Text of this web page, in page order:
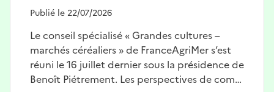
Publié le 22/07/2026
Le conseil spécialisé « Grandes cultures –
marchés céréaliers » de FranceAgriMer s’est
réuni le 16 juillet dernier sous la présidence de
Benoît Piétrement. Les perspectives de com…